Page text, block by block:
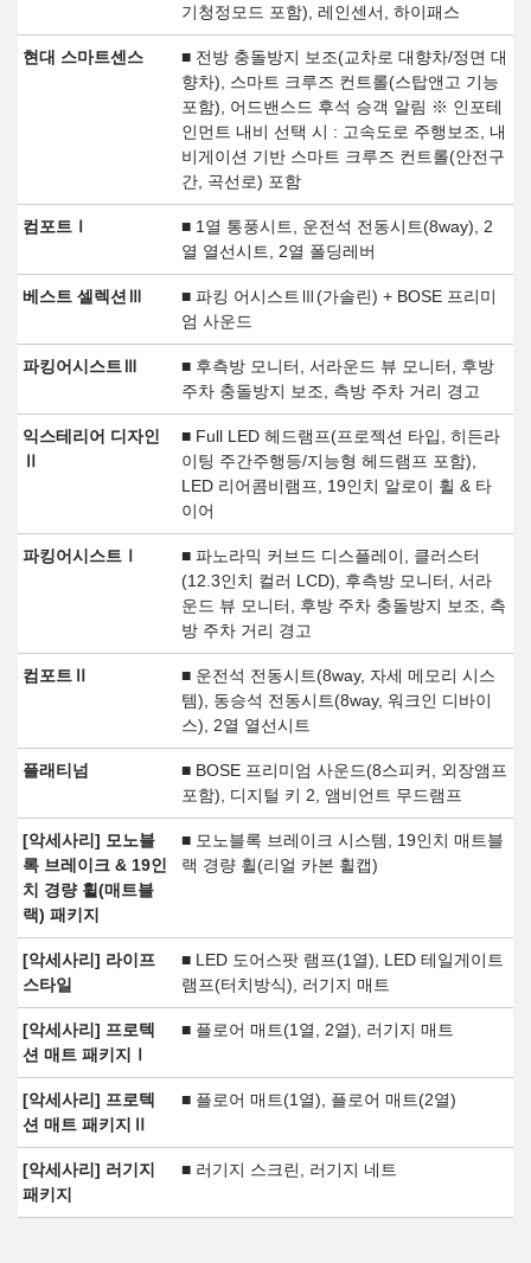
기청정모드 포함), 레인센서, 하이패스
현대 스마트센스
■ 전방 충돌방지 보조(교차로 대향차/정면 대
향차), 스마트 크루즈 컨트롤(스탑앤고 기능
포함), 어드밴스드 후석 승객 알림 ※ 인포테
인먼트 내비 선택 시 : 고속도로 주행보조, 내
비게이션 기반 스마트 크루즈 컨트롤(안전구
간, 곡선로) 포함
컴포트Ⅰ
■ 1열 통풍시트, 운전석 전동시트(8way), 2
열 열선시트, 2열 폴딩레버
베스트 셀렉션Ⅲ
■ 파킹 어시스트Ⅲ(가솔린) + BOSE 프리미
엄 사운드
파킹어시스트Ⅲ
■ 후측방 모니터, 서라운드 뷰 모니터, 후방
주차 충돌방지 보조, 측방 주차 거리 경고
익스테리어 디자인
Ⅱ
■ Full LED 헤드램프(프로젝션 타입, 히든라
이팅 주간주행등/지능형 헤드램프 포함),
LED 리어콤비램프, 19인치 알로이 휠 & 타
이어
파킹어시스트Ⅰ
■ 파노라믹 커브드 디스플레이, 클러스터
(12.3인치 컬러 LCD), 후측방 모니터, 서라
운드 뷰 모니터, 후방 주차 충돌방지 보조, 측
방 주차 거리 경고
컴포트Ⅱ
■ 운전석 전동시트(8way, 자세 메모리 시스
템), 동승석 전동시트(8way, 워크인 디바이
스), 2열 열선시트
플래티넘
■ BOSE 프리미엄 사운드(8스피커, 외장앰프
포함), 디지털 키 2, 앰비언트 무드램프
[악세사리] 모노블
록 브레이크 & 19인
치 경량 휠(매트블
랙) 패키지
■ 모노블록 브레이크 시스템, 19인치 매트블
랙 경량 휠(리얼 카본 휠캡)
[악세사리] 라이프
스타일
■ LED 도어스팟 램프(1열), LED 테일게이트
램프(터치방식), 러기지 매트
[악세사리] 프로텍
션 매트 패키지Ⅰ
■ 플로어 매트(1열, 2열), 러기지 매트
[악세사리] 프로텍
션 매트 패키지Ⅱ
■ 플로어 매트(1열), 플로어 매트(2열)
[악세사리] 러기지
패키지
■ 러기지 스크린, 러기지 네트